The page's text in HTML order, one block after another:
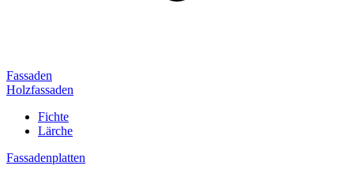
Fassaden
Holzfassaden
Fichte
Lärche
Fassadenplatten